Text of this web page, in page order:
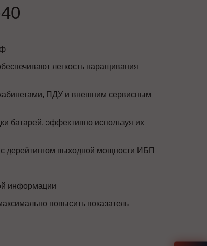
легкость наращивания
ПДУ и внешним сервисным
батарей, эффективно используя их
дерейтингом выходной мощности ИБП
информации
повысить показатель